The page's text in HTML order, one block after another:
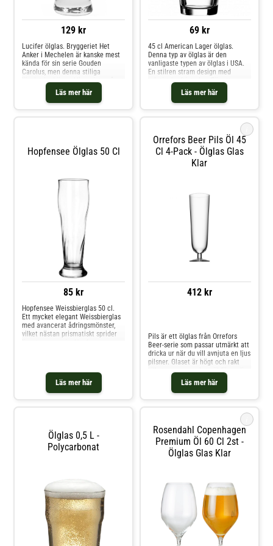
129 kr
Läs mer här
Lucifer ölglas. Bryggeriet Het
Anker i Mechelen är kanske mest
kända för sin serie Gouden
Carolus, men denna stiliga
jävulstripel är verkligen inte något
att förbise! Lucifer är, likt många
andra med liknande namn, en öl
brygd i samma stil som klassikern
går en röd linje med eldsflammor
på och glasets framsida pryds av
69 kr
Läs mer här
45 cl American Lager ölglas.
Denna typ av ölglas är den
vanligaste typen av ölglas i USA.
En stilren stram design med
relativt kraftigt glas. För att
ytterligare öka glasens hållbarhet
har de värmebehandlats.Höjd: 147
mmBredd: 87 mmTål maskindisk
Hopfensee Ölglas 50 Cl
85 kr
Läs mer här
Hopfensee Weissbierglas 50 cl.
Ett mycket elegant Weissbierglas
med avancerat ådringsmönster,
vilket nästan prismatiskt sprider
läckert glas som vi
specialimporterat för den svenska
marknaden.
Orrefors Beer Pils Öl 45
Cl 4-Pack - Ölglas Glas
Klar
412 kr
Läs mer här
Pils är ett ölglas från Orrefors
Beer-serie som passar utmärkt att
dricka ur när du vill avnjuta en ljus
pilsner. Glaset är högt och rakt
vilket passar mycket väl för en ljus
pilsner med tydlig humlekaraktär,
eller varför inte en överjäst ale.
Shoppa Ölglas och mer Glas hos
Ölglas 0,5 L -
Polycarbonat
Rosendahl Copenhagen
Premium Öl 60 Cl 2st -
Ölglas Glas Klar